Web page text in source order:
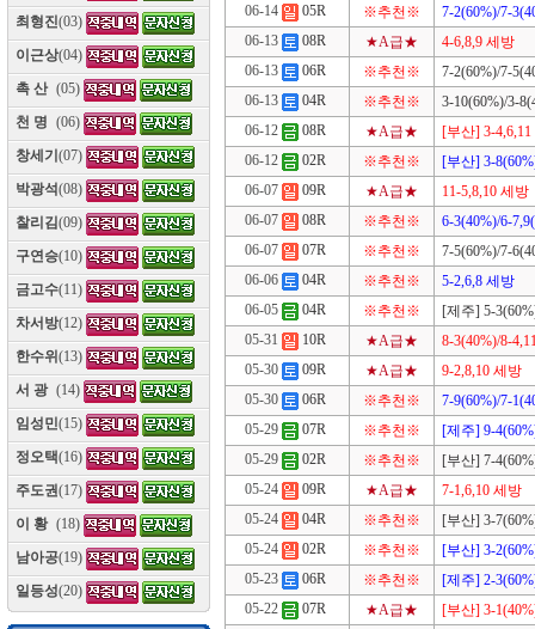
최형진(03)
이근상(04)
촉 산 (05)
천 명 (06)
창세기 (07)
박광석(08)
찰리김(09)
구연승(10)
금고수(11)
차서방(12)
한수위 (13)
서 광 (14)
임성민(15)
정오택(16)
주도권(17)
이 황 (18)
남아공(19)
일등성(20)
06-14
05R ※추천※
7-2(60%)/7-
06-13
08R ★A급★
4-6,8,9 세방
06-13
06R ※추천※
7-2(60%)/7-
06-13
04R ※추천※
3-10(60%)/3-
06-12
08R ★A급★
[부산] 3-4,6,11
06-12
02R ※추천※
[부산] 3-
06-07
09R ★A급★
11-5,8,10 세방
06-07
08R ※추천※
6-3(40%)/6-
06-07
07R ※추천※
7-5(60%)/7-
06-06
04R ※추천※
5-2,6,8 세방
06-05
04R ※추천※
[제주] 5-
05-31
10R ★A급★
8-3(40%)/8-
05-30
09R ★A급★
9-2,8,10 세방
05-30
06R ※추천※
7-9(60%)/7-
05-29
07R ※추천※
[제주] 9-
05-29
02R ※추천※
[부산] 7-
05-24
09R ★A급★
7-1,6,10 세방
05-24
04R ※추천※
[부산] 3-
05-24
02R ※추천※
[부산] 3-
05-23
06R ※추천※
[제주] 2-
05-22
07R ★A급★
[부산] 3-